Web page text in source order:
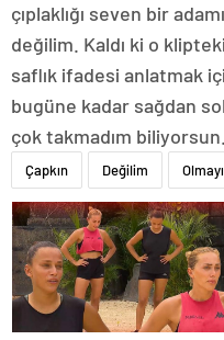
çıplaklığı seven bir
değilim. Kaldı ki o
saflık ifadesi anlatmak
bugüne kadar sağdan
çok takmadım biliyorsun.
Çapkın Değilim Olmayı